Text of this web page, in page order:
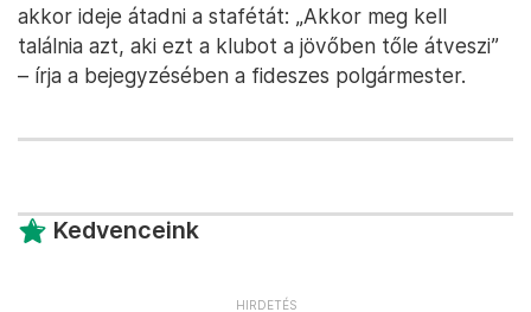
akkor ideje átadni a stafétát: „Akkor meg kell
találnia azt, aki ezt a klubot a jövőben tőle átveszi”
– írja a bejegyzésében a fideszes polgármester.
Kedvenceink